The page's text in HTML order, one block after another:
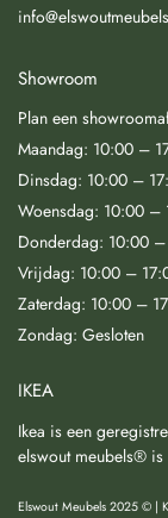
Showroom
Plan een
Maandag: 10:00 –
Dinsdag: 10:00 –
Woensdag: 10:00 –
Donderdag: 10:00
Vrijdag: 10:00 –
Zaterdag: 10:00 –
Zondag: Gesloten
IKEA
Ikea is een
elswout meubels® is
Elswout Meubels 2025 © |